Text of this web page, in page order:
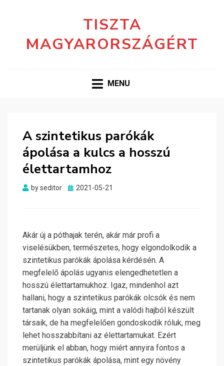
TISZTA
MAGYARORSZÁGÉRT
MENU
A szintetikus parókák
ápolása a kulcs a hosszú
élettartamhoz
byseditor
Posted
2021-05-21
Akár új a póthajak terén, akár már profi a
viselésükben, természetes, hogy elgondolkodik a
szintetikus parókák ápolása kérdésén. A
megfelelő ápolás ugyanis elengedhetetlen a
hosszú élettartamukhoz. Igaz, mindenhol azt
hallani, hogy a szintetikus parókák olcsók és nem
tartanak olyan sokáig, mint a valódi hajból készült
társaik, de ha megfelelően gondoskodik róluk, meg
lehet hosszabbítani az élettartamukat. Ezért
merüljünk el abban, hogy miért annyira fontos a
szintetikus parókák ápolása, mint egy növény